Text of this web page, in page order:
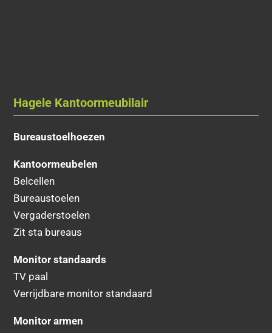
Hagele Kantoormeubilair
Bureaustoelhoezen
Kantoormeubelen
Belcellen
Bureaustoelen
Vergaderstoelen
Zit sta bureaus
Monitor standaards
TV paal
Verrijdbare monitor standaard
Monitor armen